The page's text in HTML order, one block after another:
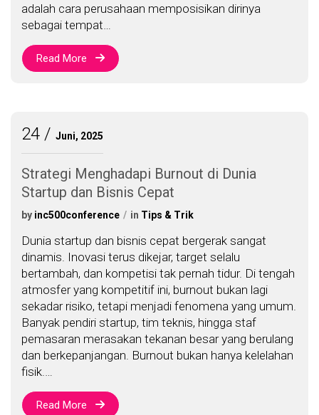
adalah cara perusahaan memposisikan dirinya
sebagai tempat…
Read More
24 Juni, 2025
Strategi Menghadapi Burnout di Dunia
Startup dan Bisnis Cepat
by inc500conference in Tips & Trik
Dunia startup dan bisnis cepat bergerak sangat
dinamis. Inovasi terus dikejar, target selalu
bertambah, dan kompetisi tak pernah tidur. Di tengah
atmosfer yang kompetitif ini, burnout bukan lagi
sekadar risiko, tetapi menjadi fenomena yang umum.
Banyak pendiri startup, tim teknis, hingga staf
pemasaran merasakan tekanan besar yang berulang
dan berkepanjangan. Burnout bukan hanya kelelahan
fisik.…
Read More